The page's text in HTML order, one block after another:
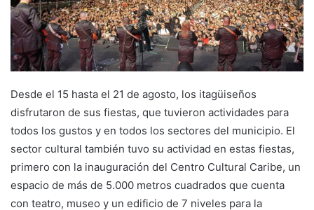
Desde el 15 hasta el 21 de agosto, los itagüiseños
disfrutaron de sus fiestas, que tuvieron actividades para
todos los gustos y en todos los sectores del municipio. El
sector cultural también tuvo su actividad en estas fiestas,
primero con la inauguración del Centro Cultural Caribe, un
espacio de más de 5.000 metros cuadrados que cuenta
con teatro, museo y un edificio de 7 niveles para la